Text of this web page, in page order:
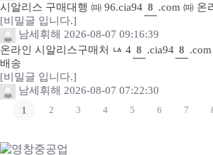
시알리스 구매대행 ㈚ 96.cia94 8 .com ㈚ 온
[비밀글 입니다.]
남세휘해 2026-08-07 09:16:39
온라인 시알리스구매처 ㅨ 4 8 .cia94 8
배송
[비밀글 입니다.]
남세휘해 2026-08-07 07:22:30
1
2 3 4 5 6 7